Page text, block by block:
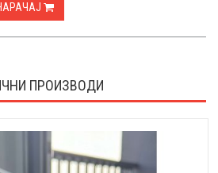
ПРОИЗВОДИ